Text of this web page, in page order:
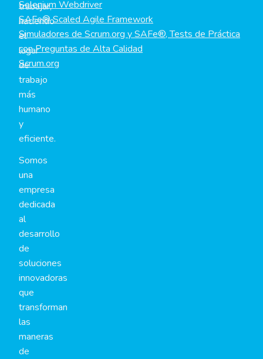
trabajar,
haciendo
el
lugar
de
trabajo
más
humano
y
eficiente.
Somos
una
empresa
dedicada
al
desarrollo
de
soluciones
innovadoras
que
transforman
las
maneras
de
Selenium Webdriver
SAFe® Scaled Agile Framework
Simuladores de Scrum.org y SAFe®, Tests de Práctica
con Preguntas de Alta Calidad
Scrum.org